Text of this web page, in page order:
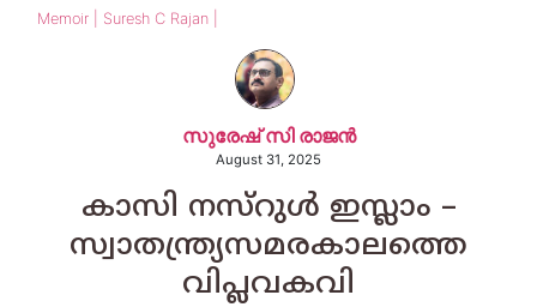
Memoir | Suresh C Rajan |
സുരേഷ് സി രാജന്‍
August 31, 2025
കാസി നസ്‌റുള്‍ ഇസ്ലാം –
സ്വാതന്ത്ര്യസമരകാലത്തെ
വിപ്ലവകവി